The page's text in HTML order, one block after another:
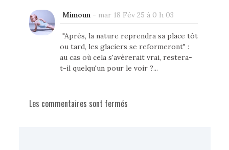
Mimoun- mar 18 Fév 25 à 0 h 03
"Après, la nature reprendra sa place tôt
ou tard, les glaciers se reformeront" :
au cas où cela s'avèrerait vrai, restera-
t-il quelqu'un pour le voir ?...
Les commentaires sont fermés